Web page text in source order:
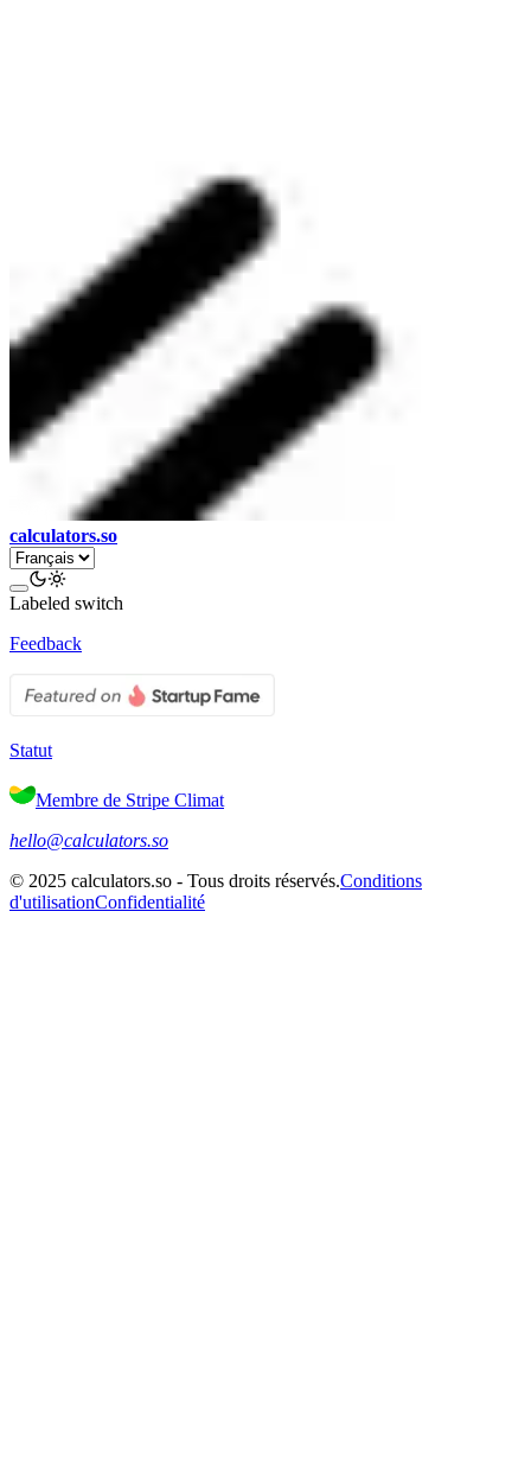
calculators.so
Labeled switch
Feedback
Statut
Membre de Stripe Climat
hello@calculators.so
© 2025 calculators.so - Tous droits réservés.Conditions
d'utilisationConfidentialité